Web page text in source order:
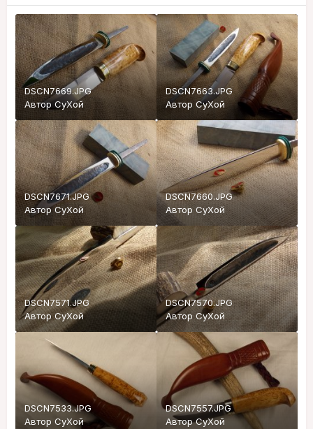
DSCN7669.JPG
АвторСуХой
DSCN7663.JPG
Автор СуХой
DSCN7671.JPG
АвторСуХой
DSCN7660.JPG
АвторСуХой
DSCN7571.JPG
АвторСуХой
DSCN7570.JPG
АвторСуХой
DSCN7533.JPG
Автор СуХой
DSCN7557.JPG
АвторСуХой